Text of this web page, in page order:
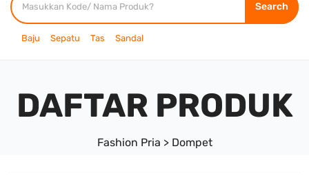
Search
Baju Sepatu Tas Sandal
DAFTAR PRODUK
Fashion Pria > Dompet